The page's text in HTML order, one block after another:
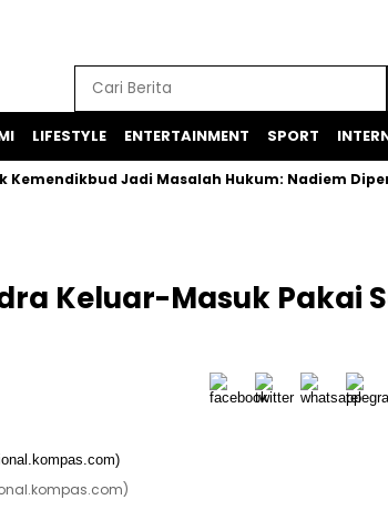
LIFESTYLE ENTERTAINMENT SPORT
Jadi Masalah Hukum: Nadiem
Keluar-Masuk Pakai